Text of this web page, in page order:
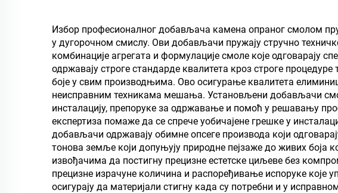
и декорацију пејзажа
Избор професионалног добављача камена опраног смолом
у дугорочном смислу. Ови добављачи пружају стручно
комбинације агрегата и формулације смоле које
одржавају строге стандарде квалитета кроз строге
боје у свим производњима. Ово осигурање квалитета
неисправним техникама мешања. Установљени добављачи
инсталацију, препоруке за одржавање и помоћ у решавању
експертиза помаже да се спрече уобичајене грешке у
добављачи одржавају обимне опсеге производа који
тонова земље који допуњују природне пејзаже до живих боја
извођачима да постигну прецизне естетске циљеве без
прецизне израчуне количина и распоређивање испоруке које
осигурају да материјали стигну када су потребни и у